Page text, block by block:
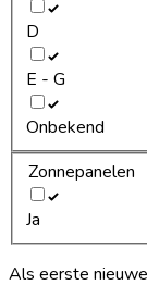
D
E - G
Onbekend
Zonnepanelen
Ja
Als eerste